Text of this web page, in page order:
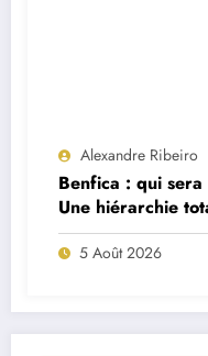
Alexandre Ribeiro
Benfica : qui
Une hiérarchie
deux départs
5 Août 2026